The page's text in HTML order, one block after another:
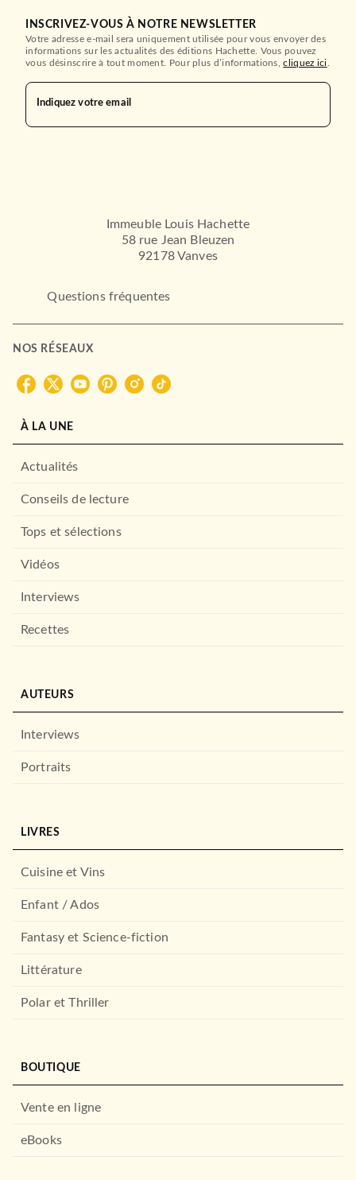
INSCRIVEZ-VOUS À NOTRE NEWSLETTER
Votre adresse e-mail sera uniquement utilisée pour vous envoyer des
informations sur les actualités des éditions Hachette. Vous pouvez
vous désinscrire à tout moment. Pour plus d’informations,cliquez ici
Indiquez votre email
Immeuble Louis Hachette
58 rue Jean Bleuzen
92178 Vanves
Questions fréquentes
NOS RÉSEAUX
À LA UNE
Actualités
Conseils de lecture
Tops et sélections
Vidéos
Interviews
Recettes
AUTEURS
Interviews
Portraits
LIVRES
Cuisine et Vins
Enfant / Ados
Fantasy et Science-fiction
Littérature
Polar et Thriller
BOUTIQUE
Vente en ligne
eBooks